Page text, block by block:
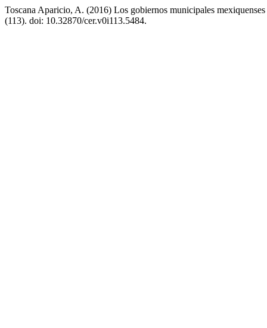
Toscana Aparicio, A. (2016) Los gobiernos municipales
(113). doi: 10.32870/cer.v0i113.5484.